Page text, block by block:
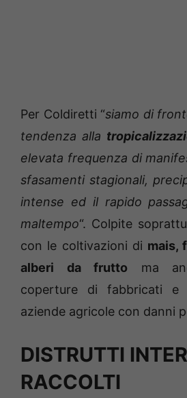
Per Coldiretti “siamo di
tendenza alla
elevata frequenza di
sfasamenti stagionali,
intense ed il rapido
maltempo“. Colpite
con le coltivazioni di mais,
alberi da frutto ma
coperture di fabbricati e
aziende agricole con danni
DISTRUTTI
RACCOLTI